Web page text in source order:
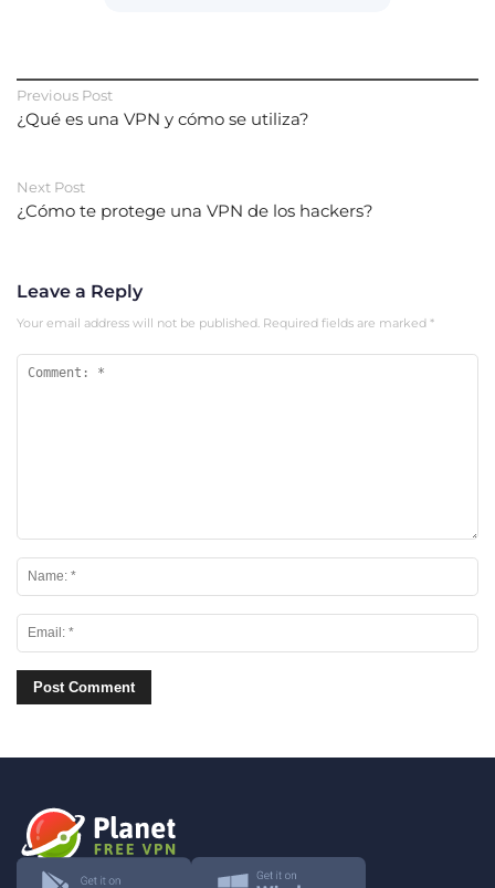
Previous Post
¿Qué es una VPN y cómo se utiliza?
Next Post
¿Cómo te protege una VPN de los hackers?
Leave a Reply
Your email address will not be published. Required fields are marked *